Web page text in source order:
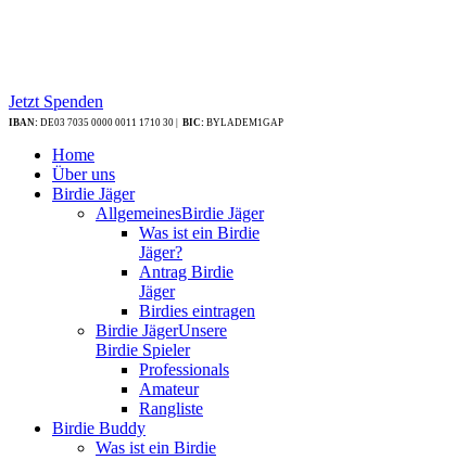
Jetzt Spenden
IBAN: DE03 7035 0000 0011 1710 30 | BIC: BYLADEM1GAP
Home
Über uns
Birdie Jäger
AllgemeinesBirdie Jäger
Was ist ein Birdie
Jäger?
Antrag Birdie
Jäger
Birdies eintragen
Birdie JägerUnsere
Birdie Spieler
Professionals
Amateur
Rangliste
Birdie Buddy
Was ist ein Birdie